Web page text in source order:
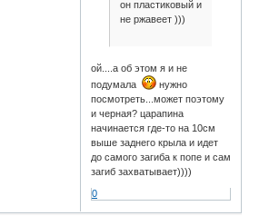
он пластиковый и
не ржавеет )))
ой....а об этом я и не
подумала
нужно
посмотреть...может поэтому
и черная? царапина
начинается где-то на 10см
выше заднего крыла и идет
до самого загиба к попе и сам
загиб захватывает))))
0